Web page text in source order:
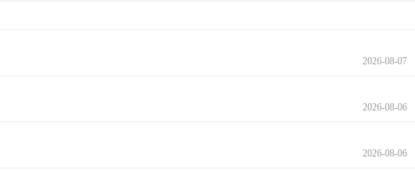
2026-08-07
2026-08-06
2026-08-06